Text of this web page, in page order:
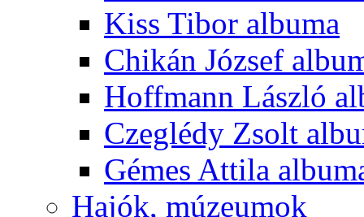
Kiss Tibor albuma
Chikán József
Hoffmann László
Czeglédy Zsolt
Gémes Attila
Hajók, múzeumok